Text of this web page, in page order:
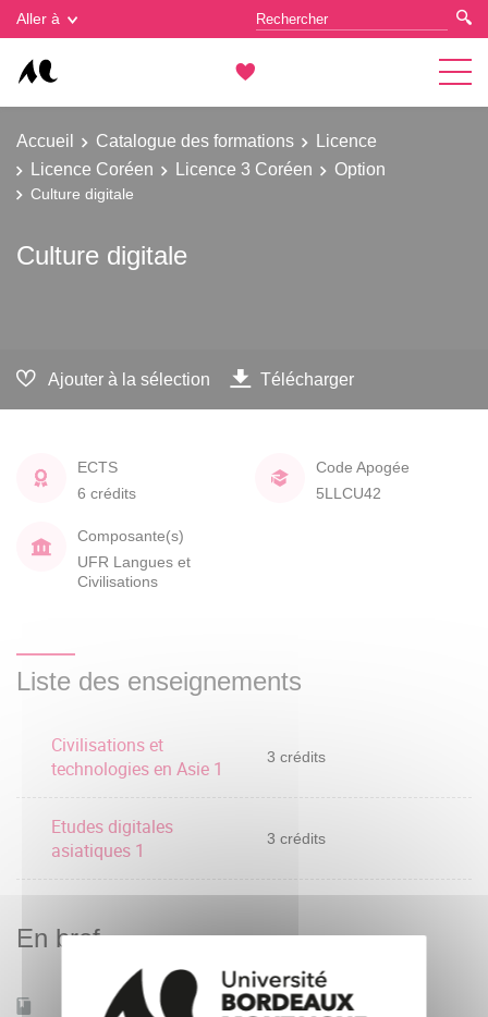
Aller à
Accueil Catalogue des formations
Licence
Licence Coréen
Licence 3 Coréen Option
Culture digitale
Culture digitale
Ajouter à la sélection Télécharger
ECTS
6 crédits
Code Apogée
5LLCU42
Composante(s)
UFR Langues et
Civilisations
Liste des enseignements
Civilisations et
technologies en Asie 1
3 crédits
Etudes digitales
asiatiques 1
3 crédits
En bref
Accessible à distance Non
Gestion des cookies